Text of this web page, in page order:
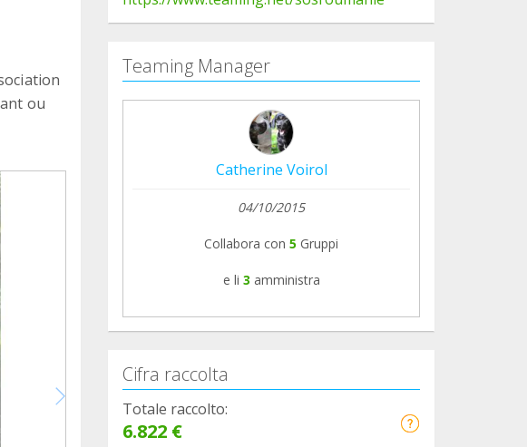
ou
Teaming Manager
Catherine Voirol
04/10/2015
Collabora con 5 Gruppi
e li 3 amministra
Cifra raccolta
Totale raccolto:
6.822 €